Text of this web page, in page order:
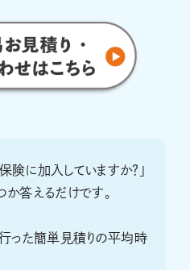
に加入していますか？」
答えるだけです。
った簡単見積りの平均時